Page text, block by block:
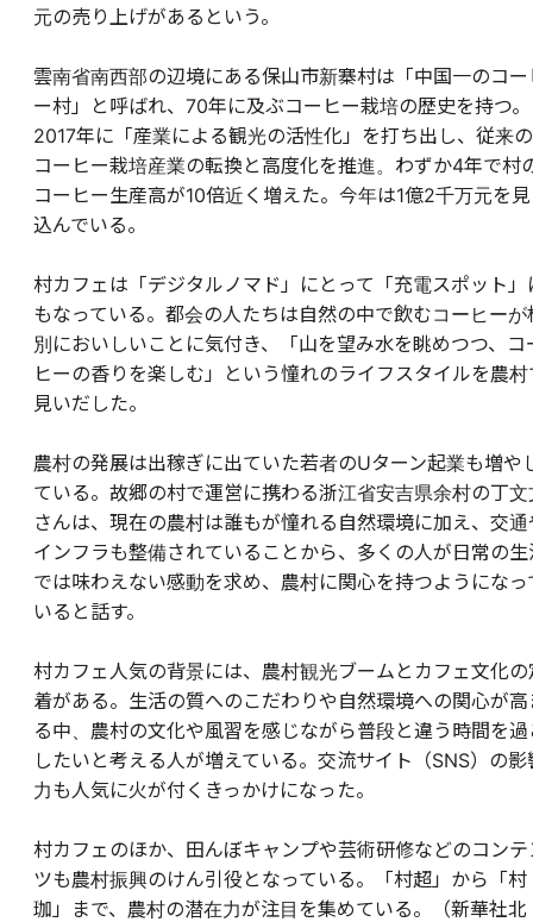
元の売り上げがあるという。
雲南省南西部の辺境にある保山市新寨村は「中国一のコー
ー村」と呼ばれ、70年に及ぶコーヒー栽培の歴史を持つ。
2017年に「産業による観光の活性化」を打ち出し、従来の
コーヒー栽培産業の転換と高度化を推進。わずか4年で村
コーヒー生産高が10倍近く増えた。今年は1億2千万元を見
込んでいる。
村カフェは「デジタルノマド」にとって「充電スポット」
もなっている。都会の人たちは自然の中で飲むコーヒーが
別においしいことに気付き、「山を望み水を眺めつつ、コ
ヒーの香りを楽しむ」という憧れのライフスタイルを農村
見いだした。
農村の発展は出稼ぎに出ていた若者のUターン起業も増や
ている。故郷の村で運営に携わる浙江省安吉県余村の丁文
さんは、現在の農村は誰もが憧れる自然環境に加え、交通
インフラも整備されていることから、多くの人が日常の生
では味わえない感動を求め、農村に関心を持つようになっ
いると話す。
村カフェ人気の背景には、農村観光ブームとカフェ文化の
着がある。生活の質へのこだわりや自然環境への関心が高
る中、農村の文化や風習を感じながら普段と違う時間を過
したいと考える人が増えている。交流サイト（SNS）の影
力も人気に火が付くきっかけになった。
村カフェのほか、田んぼキャンプや芸術研修などのコンテ
ツも農村振興のけん引役となっている。「村超」から「村
珈」まで、農村の潜在力が注目を集めている。（新華社北